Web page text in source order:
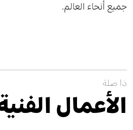
جميع أنحاء العالم.
ذا صلة
الأعمال